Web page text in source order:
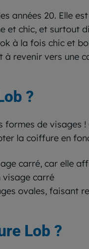
années 20. Elle
et chic, et surtout
à la fois chic et
à revenir vers une
?
de visages
la coiffure en
carré, car elle
visage carré
ovales, faisant
Lob ?